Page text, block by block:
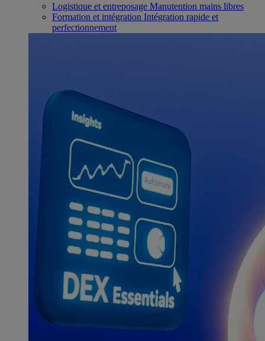
Logistique et entreposage Manutention mains libres
Formation et intégration Intégration rapide et
perfectionnement